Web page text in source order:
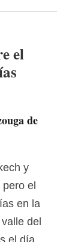
el
de
y
el
en la
del